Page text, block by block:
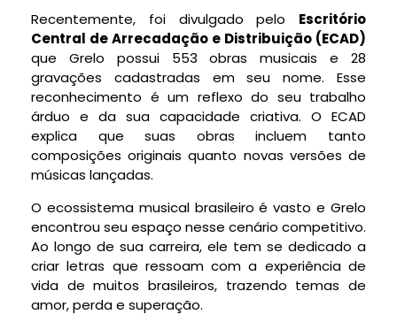
Recentemente, foi divulgado pelo Escritório
Central de Arrecadação e Distribuição (ECAD)
que Grelo possui 553 obras musicais e 28
gravações cadastradas em seu nome. Esse
reconhecimento é um reflexo do seu trabalho
árduo e da sua capacidade criativa. O ECAD
explica que suas obras incluem tanto
composições originais quanto novas versões de
músicas lançadas.
O ecossistema musical brasileiro é vasto e Grelo
encontrou seu espaço nesse cenário competitivo.
Ao longo de sua carreira, ele tem se dedicado a
criar letras que ressoam com a experiência de
vida de muitos brasileiros, trazendo temas de
amor, perda e superação.